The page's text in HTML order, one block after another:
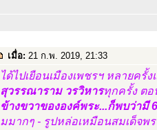
เมื่อ: 21 ก.พ. 2019, 21:33
ได้ไปเยือนเมืองเพชรฯ หลายครั้
สุวรรณาราม วรวิหารทุกครั้ง ตอ
ข้างขวาขององค์พระ...ก็พบว่ามี
มมากๆ - รูปหล่อเหมือนสมเด็จพ